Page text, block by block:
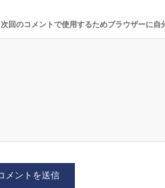
次回のコメントで使用するためブラウザーに自